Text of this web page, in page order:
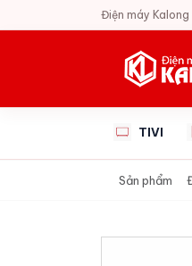
Điện máy
TIVI
Sản phẩm